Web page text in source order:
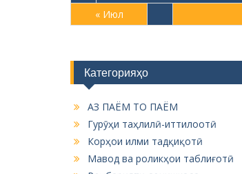
« Июл
Категорияҳо
АЗ ПАЁМ ТО ПАЁМ
Гурӯҳи таҳлилӣ-иттилоотӣ
Корҳои илми тадқиқотӣ
Мавод ва роликҳои таблиғотӣ